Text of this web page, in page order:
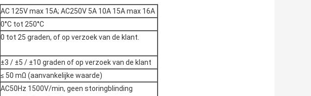
AC 125V max 15A; AC250V 5A 10A 15A max 16A
0°C tot 250°C
0 tot 25 graden, of op verzoek van de klant.
±3 / ±5 / ±10 graden of op verzoek van de klant
≤ 50 mΩ (aanvankelijke waarde)
AC50Hz 1500V/min, geen storingblinding